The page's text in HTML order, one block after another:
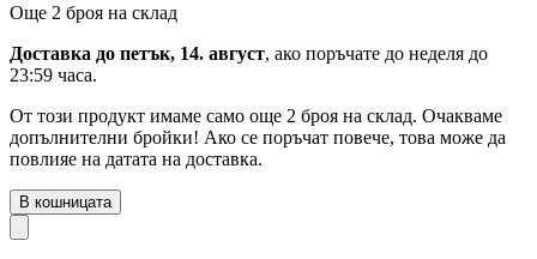
Още 2 броя на склад
Доставка до петък, 14. август, ако поръчате до неделя до
23:59 часа.
От този продукт имаме само още 2 броя на склад. Очакваме
допълнителни бройки! Ако се поръчат повече, това може да
повлияе на датата на доставка.
В кошницата